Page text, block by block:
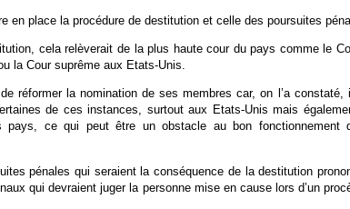
en place la procédure de destitution et celle des poursuites
cela relèverait de la plus haute cour du pays comme le
la Cour suprême aux Etats-Unis.
réformer la nomination de ses membres car, on l’a constaté,
de ces instances, surtout aux Etats-Unis mais
pays, ce qui peut être un obstacle au bon fonctionnement
pénales qui seraient la conséquence de la destitution
qui devraient juger la personne mise en cause lors d’un